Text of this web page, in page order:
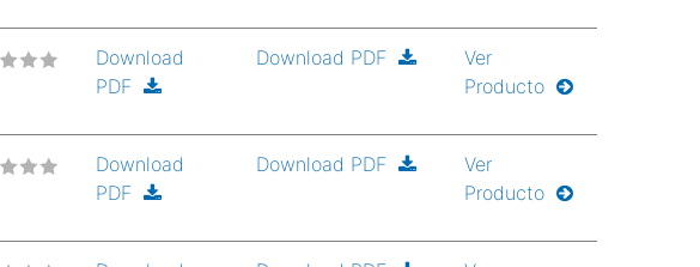
Download
PDF
Download PDF
Ver
Producto
Download
PDF
Download PDF
Ver
Producto